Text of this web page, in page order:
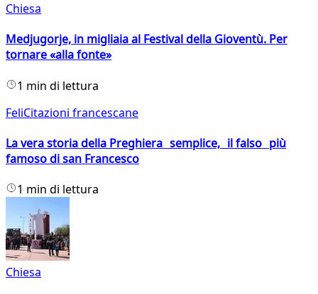
Chiesa
Medjugorje, in migliaia al Festival della Gioventù. Per
tornare «alla fonte»
1 min di lettura
FeliCitazioni francescane
La vera storia della Preghiera semplice, il falso più
famoso di san Francesco
1 min di lettura
Chiesa